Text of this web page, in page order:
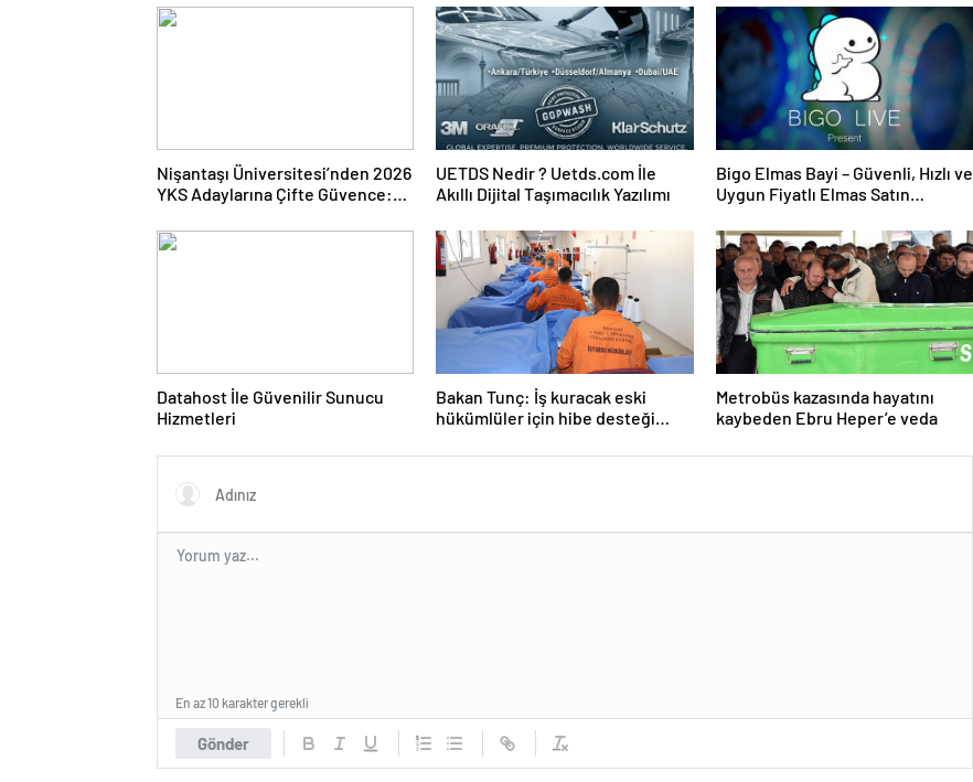
Nişantaşı Üniversitesi’nden 2026
YKS Adaylarına Çifte Güvence:
UETDS Nedir ? Uetds.com İle
Akıllı Dijital Taşımacılık Yazılımı
Bigo Elmas Bayi – Güvenli, Hızlı ve
Uygun Fiyatlı Elmas Satın
Datahost İle Güvenilir Sunucu
Hizmetleri
Bakan Tunç: İş kuracak eski
hükümlüler için hibe desteği
Metrobüs kazasında hayatını
kaybeden Ebru Heper’e veda
Gönder
En az 10 karakter gerekli